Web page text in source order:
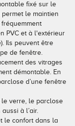
fixé sur le
le maintien
PVC et à l'extérieur
Ils peuvent être
de fenêtre.
des vitrages
démontable. En
d’une fenêtre
verre, le parclose
à l’air.
le confort dans la